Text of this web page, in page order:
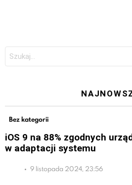
Bez kategorii
iOS 9 na 88% zgodnych
w adaptacji systemu
9 listopada 2024, 23:56